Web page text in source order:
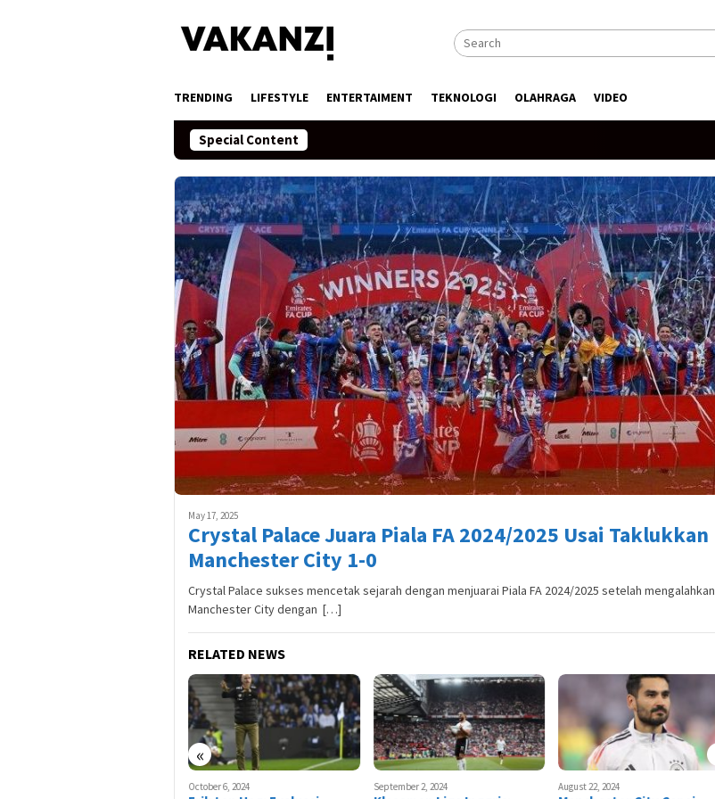
TRENDING LIFESTYLE ENTERTAIMENT TEKNOLOGI OLAHRAGA VIDEO
Special Content
May 17, 2025
Crystal Palace Juara Piala FA 2024/2025 Usai Taklukkan
Manchester City 1-0
Crystal Palace sukses mencetak sejarah dengan menjuarai Piala FA 2024/2025 setelah mengalahkan
Manchester City dengan […]
RELATED NEWS
«
October 6, 2024 September 2, 2024 August 22, 2024